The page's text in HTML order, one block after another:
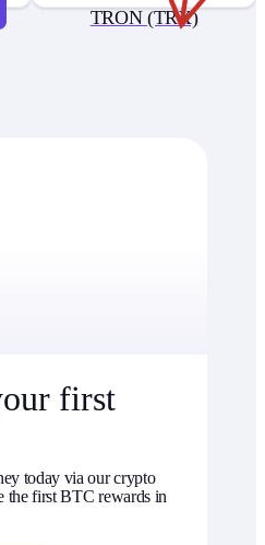
TRON (TRX)
first
today via our crypto
the first BTC rewards in